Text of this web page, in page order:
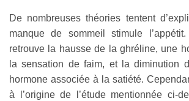
De nombreuses théories tentent
manque de sommeil stimule
retrouve la hausse de la ghréline, une
la sensation de faim, et la diminution
hormone associée à la satiété.
à l’origine de l’étude mentionnée ci-